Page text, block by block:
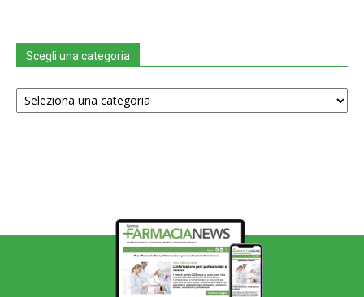
Scegli una categoria
Scegli
una